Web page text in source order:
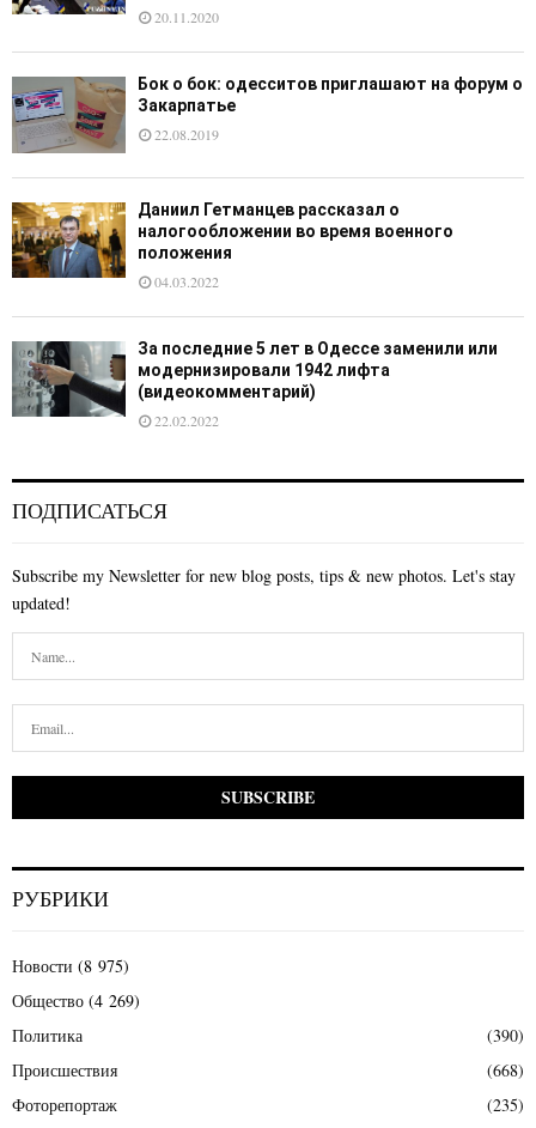
20.11.2020
Бок о бок: одесситов приглашают на форум о
Закарпатье
22.08.2019
Даниил Гетманцев рассказал о
налогообложении во время военного
положения
04.03.2022
За последние 5 лет в Одессе заменили или
модернизировали 1942 лифта
(видеокомментарий)
22.02.2022
ПОДПИСАТЬСЯ
Subscribe my Newsletter for new blog posts, tips & new photos. Let's stay
updated!
РУБРИКИ
Новости (8 975)
Общество (4 269)
Политика
(390)
Происшествия
(668)
Фоторепортаж
(235)